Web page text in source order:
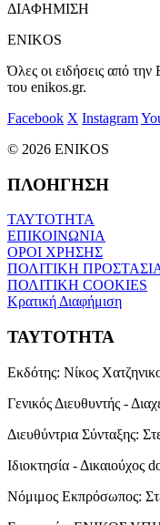
ΔΙΑΦΗΜΙΣΗ
ENIKOS
Όλες οι ειδήσεις από
του enikos.gr.
Facebook X Instagram
© 2026 ENIKOS
ΠΛΟΗΓΗΣΗ
ΤΑΥΤΟΤΗΤΑ
ΕΠΙΚΟΙΝΩΝΙΑ
ΟΡΟΙ ΧΡΗΣΗΣ
ΠΟΛΙΤΙΚΗ
ΠΟΛΙΤΙΚΗ COOKIES
Κρατική Διαφήμιση
ΤΑΥΤΟΤΗΤΑ
Εκδότης: Νίκος
Γενικός Διευθυντής -
Διευθύντρια Σύνταξης:
Ιδιοκτησία - Δικαιούχος
Νόμιμος Εκπρόσωπος: